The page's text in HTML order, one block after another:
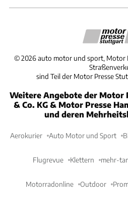
©2026 auto motor und sport, Motor
sind Teil der Motor Presse
Weitere Angebote der Motor
& Co. KG & Motor Presse
und deren
Aerokurier Auto Motor und Sport
Flugrevue Klettern mehr-
Motorradonline Outdoor